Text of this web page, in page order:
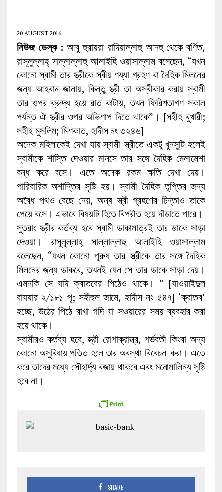
20 AUGUST 2016
নিউজ ডেস্ক : আবু হুরায়রা রাদিয়াল্লাহু আনহু থেকে বর্ণিত,
রাসূলুল্লাহ্ সাল্লাল্লাহু আলাইহি ওয়াসাল্লাম বলেছেন, “যখন
কোনো স্বামী তার স্ত্রীকে স্বীয় শয্যা গ্রহণ বা দৈহিক মিলনের
জন্য আহবান জানায়, কিন্তু স্ত্রী তা অস্বীকার করায় স্বামী
তার ওপর ক্রুদ্ধ হয়ে রাত কাটায়, তখন ফিরিশতাগণ সকাল
পর্যন্ত ঐ স্ত্রীর ওপর অভিশাপ দিতে থাকে”। [সহীহ বুখারী;
সহীহ মুসলিম; মিশকাত, হাদীস নং ৩২৪৬]
অনেক মহিলাকেই দেখা যায় স্বামী-স্ত্রীতে একটু খুনসুটি হলেই
স্বামীকে শাস্তি দেওয়ার মানসে তার সঙ্গে দৈহিক মেলামেশা
বন্ধ করে বসে। এতে অনেক রকম ক্ষতি দেখা দেয়।
পারিবারিক অশান্তির সৃষ্টি হয়। স্বামী দৈহিক তৃপ্তির জন্য
অবৈধ পথও বেছে নেয়, অন্য স্ত্রী গ্রহণের চিন্তাও তাকে
পেয়ে বসে। এভাবে বিষয়টি হিতে বিপরীত হয়ে দাঁড়াতে পারে।
সুতরাং স্ত্রীর কর্তব্য হবে স্বামী ডাকামাত্রই তার ডাকে সাড়া
দেওয়া। রাসূলুল্লাহ্ সাল্লাল্লাহু আলাইহি ওয়াসাল্লাম
বলেছেন, “যখন কোনো পুরুষ তার স্ত্রীকে তার সঙ্গে দৈহিক
মিলনের জন্য ডাকবে, তখনই যেন সে তার ডাকে সাড়া দেয়।
এমনকি সে যদি ক্বাতবের পিঠেও থাকে। ” [যাওয়াইদুল
বাযযার ২/১৮১ পৃ; সহীহুল জামে, হাদীস নং ৫৪৭] ‘ক্বাতব’
হচ্ছে, উঠের পিঠে রাখা গদি যা সওয়ারের সময় ব্যবহার করা
হয়ে থাকে।
স্বামীরও কর্তব্য হবে, স্ত্রী রোগাক্রান্ত্র, গর্ভবতী কিংবা অন্য
কোনো অসুবিধায় পতিত হলে তার অবস্থা বিবেচনা করা। এতে
করে তাদের মধ্যে সৌহার্দ্য বজায় থাকবে এবং মনোমালিন্য সৃষ্টি
হবে না।
SHARE